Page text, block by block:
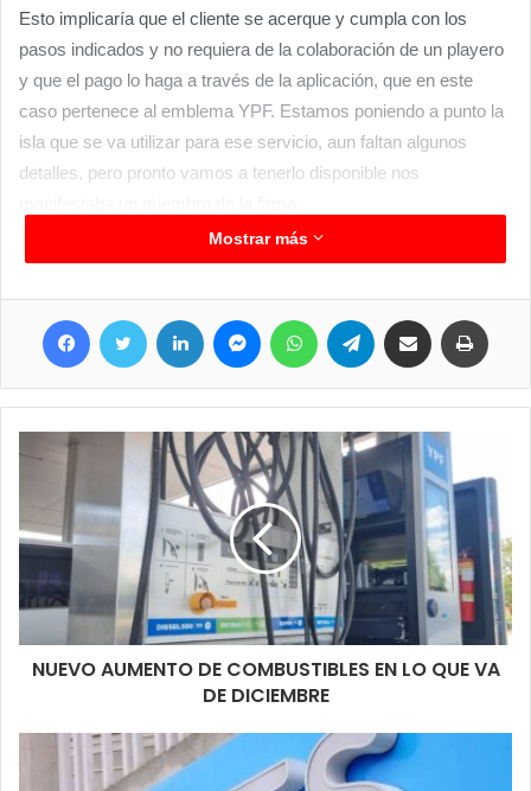
Esto implicaría que el cliente se acerque y cumpla con los
pasos indicados y no requiera de la colaboración de un playero
y que el pago lo haga a través de la aplicación, que en este
caso pertenece al emblema YPF. Estamos poniendo a punto la
isla que se va utilizar para ese servicio, aun faltan algunos
detalles, pero pronto vamos a tenerlo disponible nos
Mostrar más
NUEVO AUMENTO DE COMBUSTIBLES EN LO QUE VA
DE DICIEMBRE